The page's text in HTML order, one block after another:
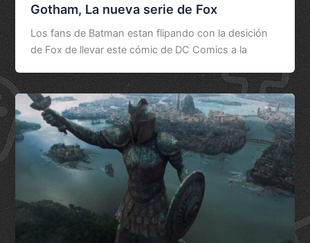
Gotham, La nueva serie de Fox
Los fans de Batman estan flipando con la desición
de Fox de llevar este cómic de DC Comics a la